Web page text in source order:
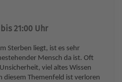
21:00 Uhr
Sterben liegt, ist es sehr
Mensch da ist. Oft
viel altes Wissen
diesem Themenfeld ist verloren